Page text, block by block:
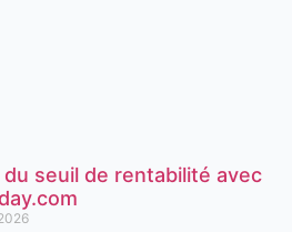
du seuil de rentabilité avec